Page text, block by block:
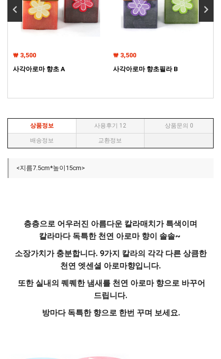
₩ 3,500
사각아로마 향초 A
₩ 3,500
사각아로마 향초필라 B
상품정보 사용후기 12 상품문의 0
배송정보 교환정보
<지름7.5cm*높이15cm>
층층으로 어우러진 아름다운 칼라매치가 특색이며
칼라마다 독특한 천연 아로마 향이 솔솔~
소장가치가 충분합니다. 9가지 칼라의 각각 다른 상큼한
천연 엣센셜 아로마향입니다.
또한 실내의 퀘퀘한 냄새를 천연 아로마 향으로 바꾸어
드립니다.
방마다 독특한 향으로 한번 꾸며 보세요.